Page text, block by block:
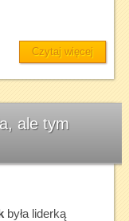
Czytaj więcej
ale tym
była liderką